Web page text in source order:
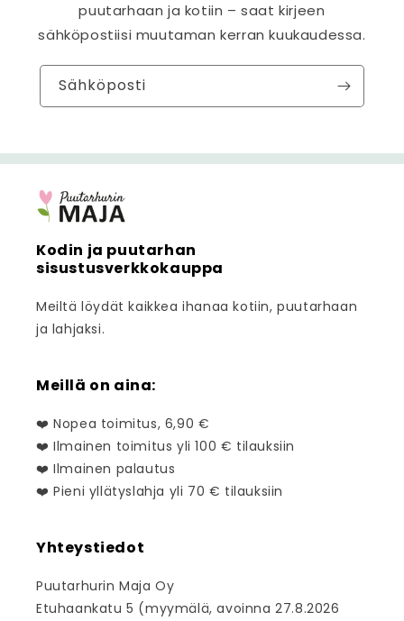
puutarhaan ja kotiin – saat kirjeen
sähköpostiisi muutaman kerran kuukaudessa.
Sähköposti
Kodin ja puutarhan
sisustusverkkokauppa
Meiltä löydät kaikkea ihanaa kotiin, puutarhaan
ja lahjaksi.
Meillä on aina:
❤️ Nopea toimitus, 6,90 €
❤️ Ilmainen toimitus yli 100 € tilauksiin
❤️ Ilmainen palautus
❤️ Pieni yllätyslahja yli 70 € tilauksiin
Yhteystiedot
Puutarhurin Maja Oy
Etuhaankatu 5 (myymälä, avoinna 27.8.2026